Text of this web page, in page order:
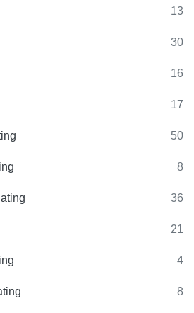
13
30
16
17
50
8
36
21
4
8